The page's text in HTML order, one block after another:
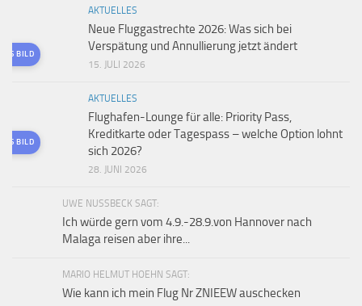
BILD
AKTUELLES
Neue Fluggastrechte 2026: Was sich bei
Verspätung und Annullierung jetzt ändert
15. JULI 2026
BILD
AKTUELLES
Flughafen-Lounge für alle: Priority Pass,
Kreditkarte oder Tagespass – welche Option lohnt
sich 2026?
28. JUNI 2026
UWE NUSSBECK SAGT:
Ich würde gern vom 4.9.-28.9.von Hannover nach
Malaga reisen aber ihre...
MARIO HELMUT HOEHN SAGT:
Wie kann ich mein Flug Nr ZNIEEW auschecken